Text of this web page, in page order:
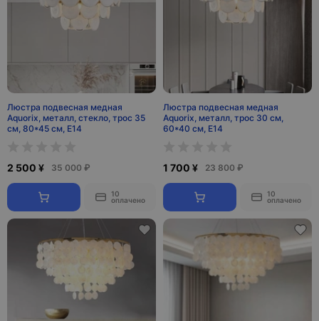
Люстра подвесная медная
Aquorix, металл, стекло, трос 35
см, 80*45 см, Е14
2 500 ¥ 35 000 ₽
10
оплачено
Люстра подвесная медная
Aquorix, металл, трос 30 см,
60*40 см, Е14
1 700 ¥ 23 800 ₽
10
оплачено